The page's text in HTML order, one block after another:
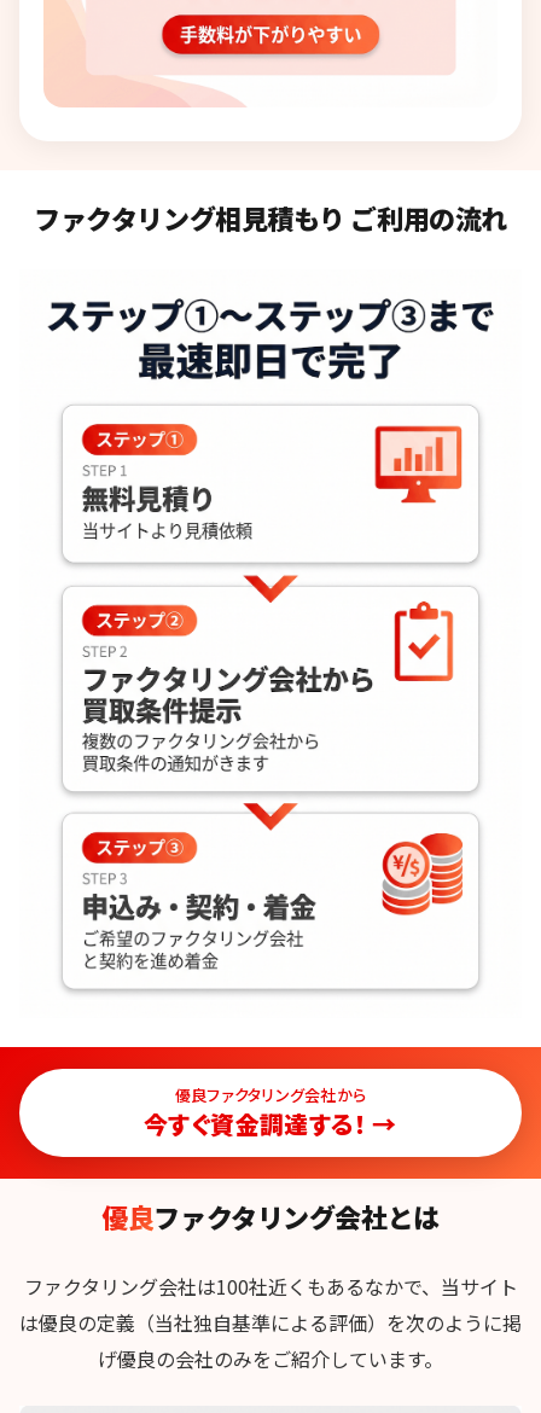
ファクタリング相見積もり ご利用の流れ
優良ファクタリング会社から
今すぐ資金調達する！ →
優良ファクタリング会社とは
ファクタリング会社は100社近くもあるなかで、当サイト
は優良の定義（当社独自基準による評価）を次のように掲
げ優良の会社のみをご紹介しています。